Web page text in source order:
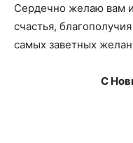
Сердечно желаю вам
счастья,
самых заветных
С